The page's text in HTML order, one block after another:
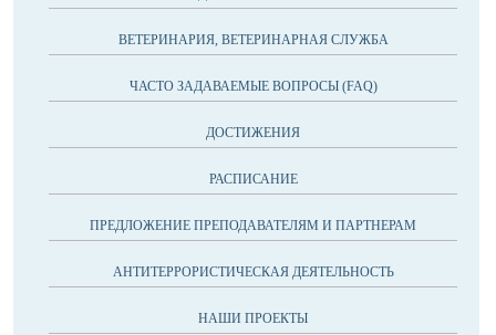
ВЕТЕРИНАРИЯ, ВЕТЕРИНАРНАЯ СЛУЖБА
ЧАСТО ЗАДАВАЕМЫЕ ВОПРОСЫ (FAQ)
ДОСТИЖЕНИЯ
РАСПИСАНИЕ
ПРЕДЛОЖЕНИЕ ПРЕПОДАВАТЕЛЯМ И ПАРТНЕРАМ
АНТИТЕРРОРИСТИЧЕСКАЯ ДЕЯТЕЛЬНОСТЬ
НАШИ ПРОЕКТЫ